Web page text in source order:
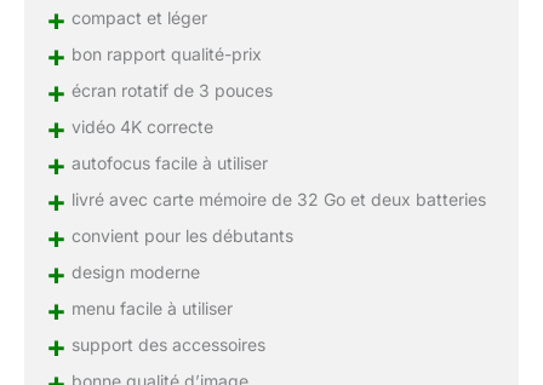
nous vous fournirons la
les 24 heures.
+ compact et léger
+ bon rapport qualité-prix
+ écran rotatif de 3 pouces
+ vidéo 4K correcte
+ autofocus facile à utiliser
+ livré avec carte mémoire de 32 Go et deux batteries
+ convient pour les débutants
+ design moderne
+ menu facile à utiliser
+ support des accessoires